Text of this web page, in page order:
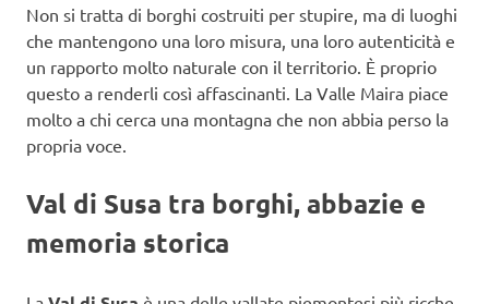
Non si tratta di borghi costruiti per stupire, ma di luoghi
che mantengono una loro misura, una loro autenticità e
un rapporto molto naturale con il territorio. È proprio
questo a renderli così affascinanti. La Valle Maira piace
molto a chi cerca una montagna che non abbia perso la
propria voce.
Val di Susa tra borghi, abbazie e
memoria storica